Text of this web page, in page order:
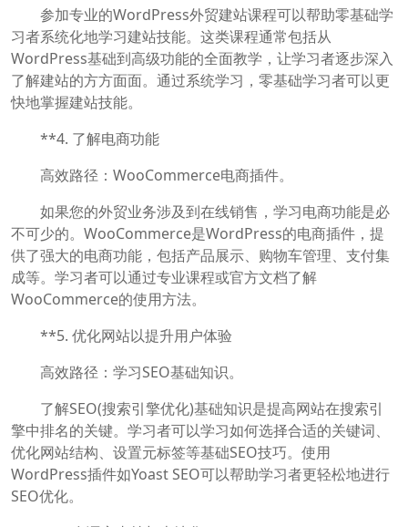
参加专业的WordPress外贸建站课程可以帮助零基础学
习者系统化地学习建站技能。这类课程通常包括从
WordPress基础到高级功能的全面教学，让学习者逐步深入
了解建站的方方面面。通过系统学习，零基础学习者可以更
快地掌握建站技能。
**4. 了解电商功能
高效路径：WooCommerce电商插件。
如果您的外贸业务涉及到在线销售，学习电商功能是必
不可少的。WooCommerce是WordPress的电商插件，提
供了强大的电商功能，包括产品展示、购物车管理、支付集
成等。学习者可以通过专业课程或官方文档了解
WooCommerce的使用方法。
**5. 优化网站以提升用户体验
高效路径：学习SEO基础知识。
了解SEO(搜索引擎优化)基础知识是提高网站在搜索引
擎中排名的关键。学习者可以学习如何选择合适的关键词、
优化网站结构、设置元标签等基础SEO技巧。使用
WordPress插件如Yoast SEO可以帮助学习者更轻松地进行
SEO优化。